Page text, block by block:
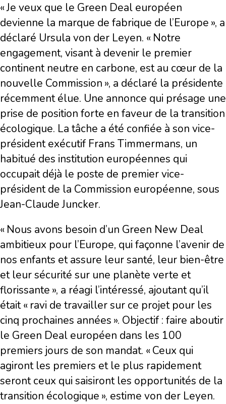
« Je veux que le Green Deal européen
devienne la marque de fabrique de l’Europe », a
déclaré Ursula von der Leyen. « Notre
engagement, visant à devenir le premier
continent neutre en carbone, est au cœur de la
nouvelle Commission », a déclaré la présidente
récemment élue. Une annonce qui présage une
prise de position forte en faveur de la transition
écologique. La tâche a été confiée à son vice-
président exécutif Frans Timmermans, un
habitué des institution européennes qui
occupait déjà le poste de premier vice-
président de la Commission européenne, sous
Jean-Claude Juncker.
« Nous avons besoin d’un Green New Deal
ambitieux pour l’Europe, qui façonne l’avenir de
nos enfants et assure leur santé, leur bien-être
et leur sécurité sur une planète verte et
florissante », a réagi l’intéressé, ajoutant qu’il
était « ravi de travailler sur ce projet pour les
cinq prochaines années ». Objectif : faire aboutir
le Green Deal européen dans les 100
premiers jours de son mandat. « Ceux qui
agiront les premiers et le plus rapidement
seront ceux qui saisiront les opportunités de la
transition écologique », estime von der Leyen.